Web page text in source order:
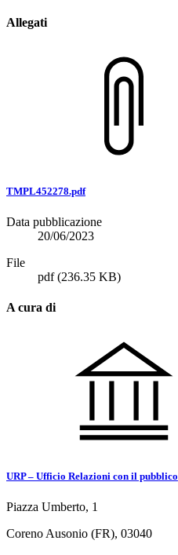
Allegati
TMPL452278.pdf
Data pubblicazione
20/06/2023
File
pdf(236.35 KB)
A cura di
URP – Ufficio Relazioni con il pubblico
Piazza Umberto, 1
Coreno Ausonio (FR), 03040